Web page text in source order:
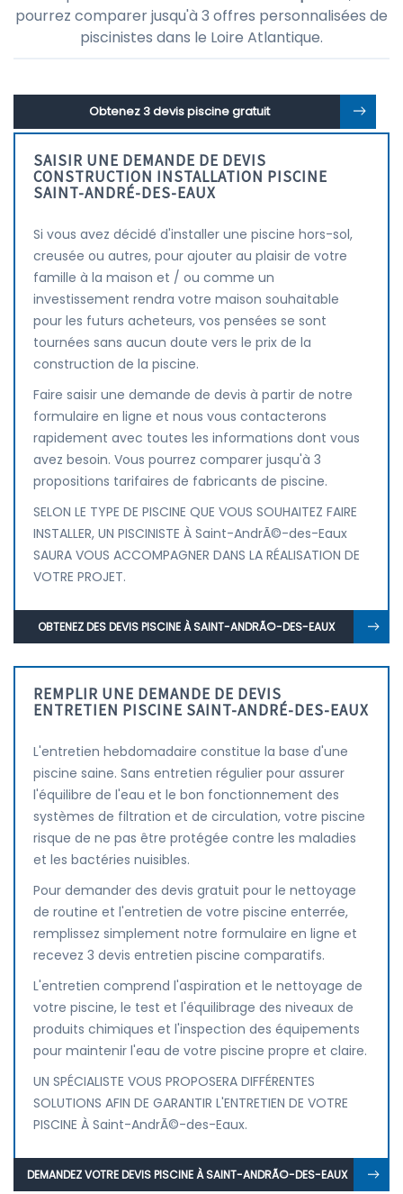
pourrez comparer jusqu'à 3 offres personnalisées de
piscinistes dans le Loire Atlantique.
Obtenez 3 devis piscine gratuit
SAISIR UNE DEMANDE DE DEVIS
CONSTRUCTION INSTALLATION PISCINE
SAINT-ANDRÉ-DES-EAUX
Si vous avez décidé d'installer une piscine hors-sol,
creusée ou autres, pour ajouter au plaisir de votre
famille à la maison et / ou comme un
investissement rendra votre maison souhaitable
pour les futurs acheteurs, vos pensées se sont
tournées sans aucun doute vers le prix de la
construction de la piscine.
Faire saisir une demande de devis à partir de notre
formulaire en ligne et nous vous contacterons
rapidement avec toutes les informations dont vous
avez besoin. Vous pourrez comparer jusqu'à 3
propositions tarifaires de fabricants de piscine.
SELON LE TYPE DE PISCINE QUE VOUS SOUHAITEZ FAIRE
INSTALLER, UN PISCINISTE À Saint-AndrÃ©-des-Eaux
SAURA VOUS ACCOMPAGNER DANS LA RÉALISATION DE
VOTRE PROJET.
OBTENEZ DES DEVIS PISCINE À SAINT-ANDRÃ©-DES-EAUX
REMPLIR UNE DEMANDE DE DEVIS
ENTRETIEN PISCINE SAINT-ANDRÉ-DES-EAUX
L'entretien hebdomadaire constitue la base d'une
piscine saine. Sans entretien régulier pour assurer
l'équilibre de l'eau et le bon fonctionnement des
systèmes de filtration et de circulation, votre piscine
risque de ne pas être protégée contre les maladies
et les bactéries nuisibles.
Pour demander des devis gratuit pour le nettoyage
de routine et l'entretien de votre piscine enterrée,
remplissez simplement notre formulaire en ligne et
recevez 3 devis entretien piscine comparatifs.
L'entretien comprend l'aspiration et le nettoyage de
votre piscine, le test et l'équilibrage des niveaux de
produits chimiques et l'inspection des équipements
pour maintenir l'eau de votre piscine propre et claire.
UN SPÉCIALISTE VOUS PROPOSERA DIFFÉRENTES
SOLUTIONS AFIN DE GARANTIR L'ENTRETIEN DE VOTRE
PISCINE À Saint-AndrÃ©-des-Eaux.
DEMANDEZ VOTRE DEVIS PISCINE À SAINT-ANDRÃ©-DES-EAUX